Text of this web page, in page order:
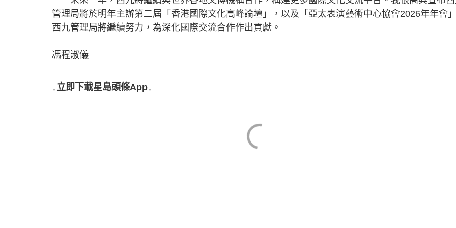
管理局將於明年主辦第二屆「香港國際文化高峰論壇」，以及「亞太表演藝術中心協會2026年年會
西九管理局將繼續努力，為深化國際交流合作作出貢獻。
馮程淑儀
↓立即下載星島頭條App↓